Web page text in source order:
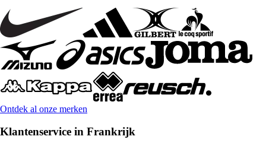
Ontdek al onze merken
Klantenservice in Frankrijk